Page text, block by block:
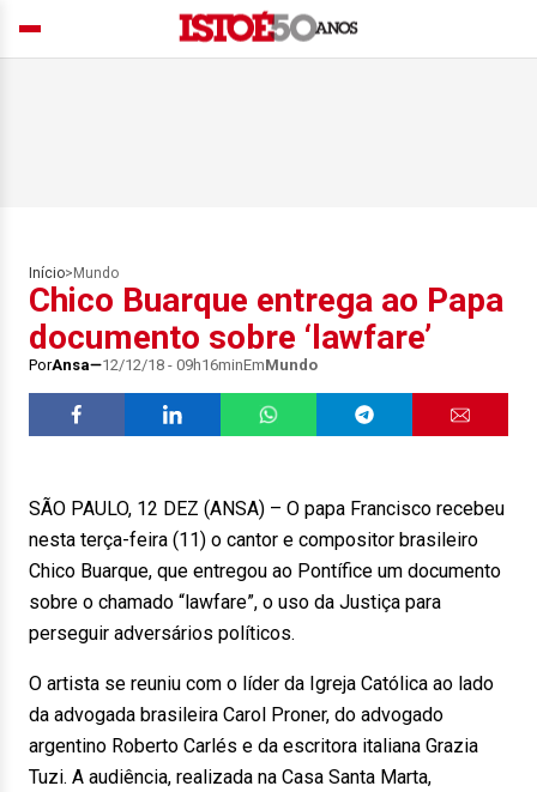
Início> Mundo
Chico Buarque entrega ao Papa
documento sobre ‘lawfare’
PorAnsa 12/12/18 - 09h16minEmMundo
SÃO PAULO, 12 DEZ (ANSA) – O papa Francisco recebeu
nesta terça-feira (11) o cantor e compositor brasileiro
Chico Buarque, que entregou ao Pontífice um documento
sobre o chamado “lawfare”, o uso da Justiça para
perseguir adversários políticos.
O artista se reuniu com o líder da Igreja Católica ao lado
da advogada brasileira Carol Proner, do advogado
argentino Roberto Carlés e da escritora italiana Grazia
Tuzi. A audiência, realizada na Casa Santa Marta,